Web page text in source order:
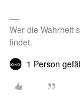
Wer die Wahrheit
findet.
1 Person